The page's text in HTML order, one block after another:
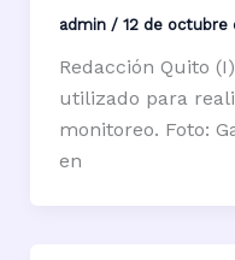
admin / 12 de octubre
Redacción Quito
utilizado para
monitoreo. Foto:
en